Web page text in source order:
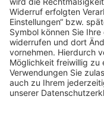
Kontakt